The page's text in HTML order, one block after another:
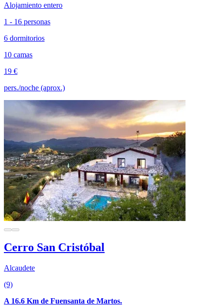
Alojamiento entero
1 - 16 personas
6 dormitorios
10 camas
19 €
pers./noche (aprox.)
Cerro San Cristóbal
Alcaudete
(9)
A 16.6 Km de Fuensanta de Martos.